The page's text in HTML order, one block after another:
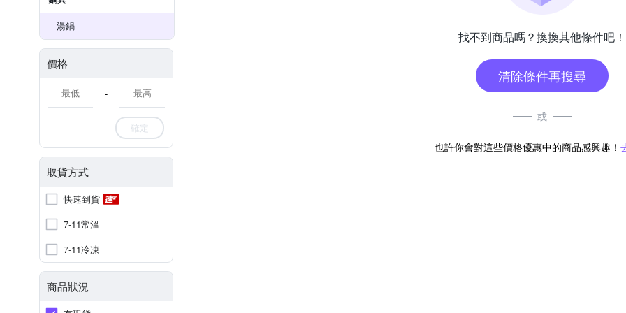
湯鍋
價格
-
確定
取貨方式
快速到貨
7-11常溫
7-11冷凍
商品狀況
找不到商品嗎？換換其他條件吧！
清除條件再搜尋
或
也許你會對這些價格優惠中的商品感興趣！